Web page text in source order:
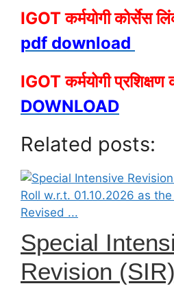
IGOT कर्मयोगी कोर्सेस
pdf download
IGOT कर्मयोगी प्रशिक्षण
DOWNLOAD
Related posts:
Special
Revision